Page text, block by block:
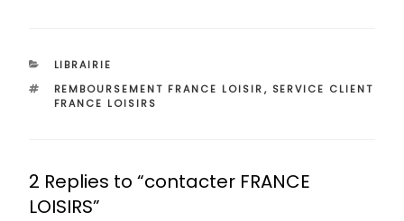
CATÉGORIES
LIBRAIRIE
ÉTIQUETTES
REMBOURSEMENT FRANCE LOISIR, SERVICE CLIENT
FRANCE LOISIRS
2 Replies to “contacter FRANCE
LOISIRS”